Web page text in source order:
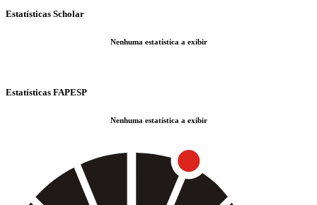
Estatísticas Scholar
Nenhuma estatística a exibir
Estatísticas FAPESP
Nenhuma estatística a exibir